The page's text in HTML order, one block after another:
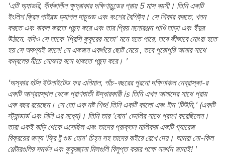
'এটি অ্যাভরি, দীর্ঘকালীন ক্ষুদ্রাকার দক্ষিণাচুন্ডের প্রায় 5 মাস বয়সী। তিনি একটি
ইংলিশ ক্রিম পাইবল্ড ড্যাপল দাচুশুড এবং বংশের বৈশিষ্ট্য। সে শিকার করতে, খনন
করতে এবং বাকল করতে পছন্দ করে এবং তার প্রিয় মনোরঞ্জন পাখি তাড়া এবং ইঁদুর
উঠানে. যদিও সে তাকে 'প্রিসি কুকুরের মতো' মনে হতে পারে, তবে কীভাবে নোংরা হতে
হয় সে অবশ্যই জানে! সে একজন একগুঁয়ে ছোট মেয়ে , তবে পুরোপুরি আমার সাথে
কম্বলের নীচে সোফায় বসে থাকতে পছন্দ করে। '
'অস্কার হর্টস ইউনাইটেড ফর এনিমাল, পাঁচ-বছরের পুরনো দক্ষিণাঞ্চল নেব্রাস্কা-র
একটি আশ্রয়স্থল থেকে প্রাণঘাতী উদ্ধারকারী is তিনি এখন আমাদের সাথে প্রায়
এক বছর রয়েছেন। সে তো এক নষ্ট শিশু! তিনি একটি কালো এবং টান 'টিউনি,' (একটি
স্ট্যান্ডার্ড এবং মিনি এর মধ্যে)। তিনি তার 'বোন' ডোলির সাথে গ্রহণ করেছিলেন।
তারা একই বাড়ি থেকে এসেছিল এবং তাদের প্রাক্তন মালিকরা একটি গ্যারেজ
বিক্রয়ের জন্য 'ফ্রি টু গুড হোম' চিহ্ন সহ তাদের বাইরে রেখে দেয়। আমরা নো-কিল
শেল্টারগুলির সমর্থন এবং কুকুরছানা মিলগুলি বিলুপ্ত করার পক্ষে সমর্থন জানাই! '